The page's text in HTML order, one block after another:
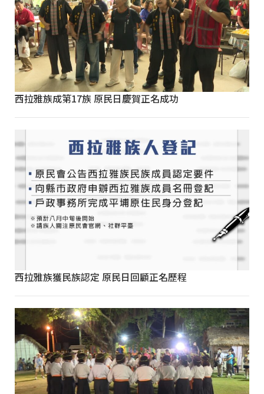
西拉雅族成第17族 原民日慶賀正名成功
西拉雅族獲民族認定 原民日回顧正名歷程